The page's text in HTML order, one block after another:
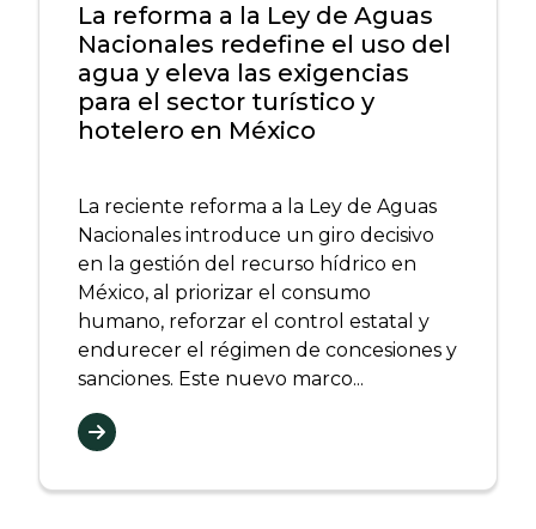
La reforma a la Ley de Aguas
Nacionales redefine el uso del
agua y eleva las exigencias
para el sector turístico y
hotelero en México
La reciente reforma a la Ley de Aguas
Nacionales introduce un giro decisivo
en la gestión del recurso hídrico en
México, al priorizar el consumo
humano, reforzar el control estatal y
endurecer el régimen de concesiones y
sanciones. Este nuevo marco...